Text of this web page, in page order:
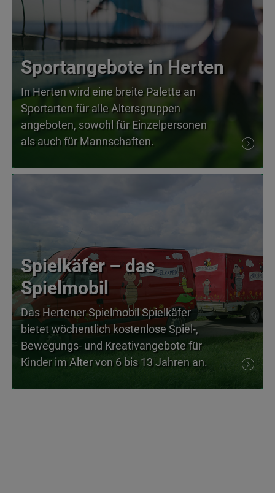
Sportangebote in Herten
In Herten wird eine breite Palette an
Sportarten für alle Altersgruppen
angeboten, sowohl für Einzelpersonen
als auch für Mannschaften.
Spielkäfer – das
Spielmobil
Das Hertener Spielmobil Spielkäfer
bietet wöchentlich kostenlose Spiel-,
Bewegungs- und Kreativangebote für
Kinder im Alter von 6 bis 13 Jahren an.